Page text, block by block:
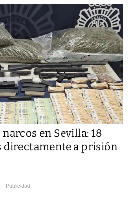
en Sevilla: 18
directamente a prisión
Publicidad